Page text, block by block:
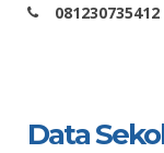
081230735412
Data